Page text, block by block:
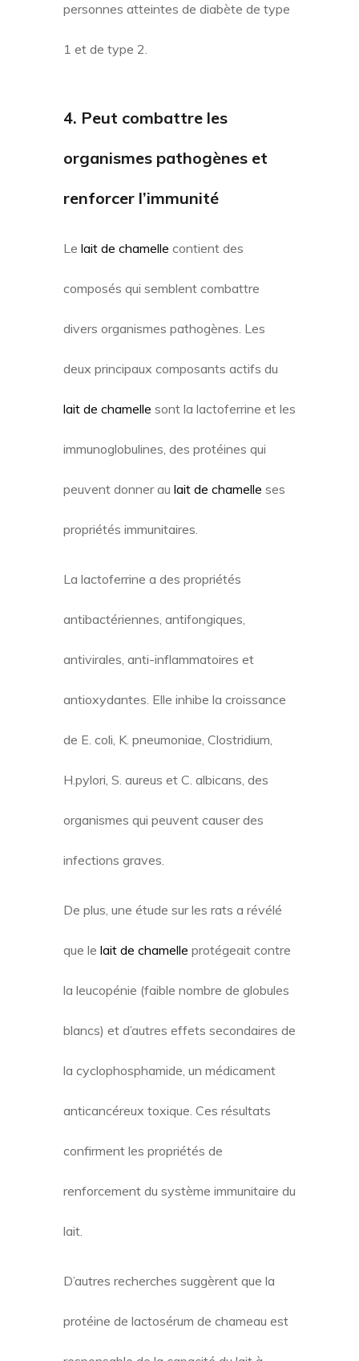
personnes atteintes de diabète de type
1 et de type 2.
4. Peut combattre les
organismes pathogènes et
renforcer l’immunité
Le lait de chamelle contient des
composés qui semblent combattre
divers organismes pathogènes. Les
deux principaux composants actifs du
lait de chamelle sont la lactoferrine et les
immunoglobulines, des protéines qui
peuvent donner au lait de chamelle ses
propriétés immunitaires.
La lactoferrine a des propriétés
antibactériennes, antifongiques,
antivirales, anti-inflammatoires et
antioxydantes. Elle inhibe la croissance
de E. coli, K. pneumoniae, Clostridium,
H.pylori, S. aureus et C. albicans, des
organismes qui peuvent causer des
infections graves.
De plus, une étude sur les rats a révélé
que le lait de chamelle protégeait contre
la leucopénie (faible nombre de globules
blancs) et d’autres effets secondaires de
la cyclophosphamide, un médicament
anticancéreux toxique. Ces résultats
confirment les propriétés de
renforcement du système immunitaire du
lait.
D’autres recherches suggèrent que la
protéine de lactosérum de chameau est